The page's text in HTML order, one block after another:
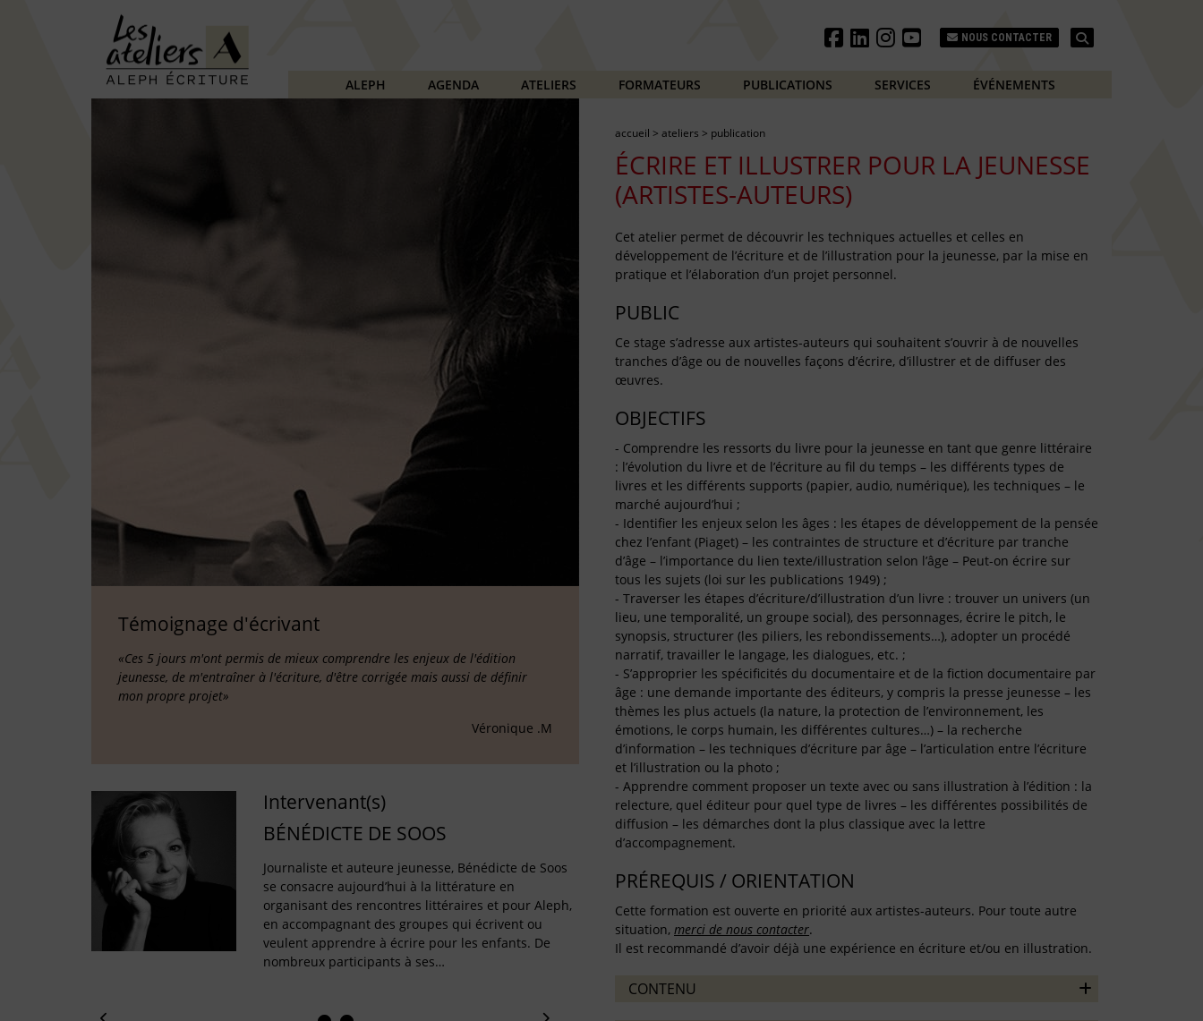
NOUS CONTACTER
ALEPH AGENDA ATELIERS FORMATEURS PUBLICATIONS SERVICES ÉVÉNEMENTS
Témoignage d'écrivant
«Ces 5 jours m'ont permis de mieux comprendre les enjeux de l'édition
jeunesse, de m'entraîner à l'écriture, d'être corrigée mais aussi de définir
mon propre projet»
Véronique .M
Intervenant(s)
BÉNÉDICTE DE SOOS
Journaliste et auteure jeunesse, Bénédicte de Soos
se consacre aujourd’hui à la littérature en
organisant des rencontres littéraires et pour Aleph,
en accompagnant des groupes qui écrivent ou
veulent apprendre à écrire pour les enfants. De
nombreux participants à ses…
accueil > ateliers > publication
ÉCRIRE ET ILLUSTRER POUR LA JEUNESSE
(ARTISTES-AUTEURS)
Cet atelier permet de découvrir les techniques actuelles et celles en
développement de l’écriture et de l’illustration pour la jeunesse, par la mise en
pratique et l’élaboration d’un projet personnel.
PUBLIC
Ce stage s’adresse aux artistes-auteurs qui souhaitent s’ouvrir à de nouvelles
tranches d’âge ou de nouvelles façons d’écrire, d’illustrer et de diffuser des
œuvres.
OBJECTIFS
- Comprendre les ressorts du livre pour la jeunesse en tant que genre littéraire
: l’évolution du livre et de l’écriture au fil du temps – les différents types de
livres et les différents supports (papier, audio, numérique), les techniques – le
marché aujourd’hui ;
- Identifier les enjeux selon les âges : les étapes de développement de la pensée
chez l’enfant (Piaget) – les contraintes de structure et d’écriture par tranche
d’âge – l’importance du lien texte/illustration selon l’âge – Peut-on écrire sur
tous les sujets (loi sur les publications 1949) ;
- Traverser les étapes d’écriture/d’illustration d’un livre : trouver un univers (un
lieu, une temporalité, un groupe social), des personnages, écrire le pitch, le
synopsis, structurer (les piliers, les rebondissements…), adopter un procédé
narratif, travailler le langage, les dialogues, etc. ;
- S’approprier les spécificités du documentaire et de la fiction documentaire par
âge : une demande importante des éditeurs, y compris la presse jeunesse – les
thèmes les plus actuels (la nature, la protection de l’environnement, les
émotions, le corps humain, les différentes cultures…) – la recherche
d’information – les techniques d’écriture par âge – l’articulation entre l’écriture
et l’illustration ou la photo ;
- Apprendre comment proposer un texte avec ou sans illustration à l’édition : la
relecture, quel éditeur pour quel type de livres – les différentes possibilités de
diffusion – les démarches dont la plus classique avec la lettre
d’accompagnement.
PRÉREQUIS / ORIENTATION
Cette formation est ouverte en priorité aux artistes-auteurs. Pour toute autre
situation, merci de nous contacter.
Il est recommandé d’avoir déjà une expérience en écriture et/ou en illustration.
CONTENU